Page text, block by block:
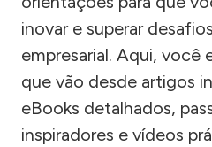
inovar e superar
empresarial. Aqui, você
que vão desde artigos
eBooks detalhados,
inspiradores e vídeos